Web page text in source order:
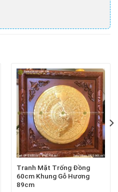
Tranh Mặt Trống Đồng
60cm Khung Gỗ Hương
89cm